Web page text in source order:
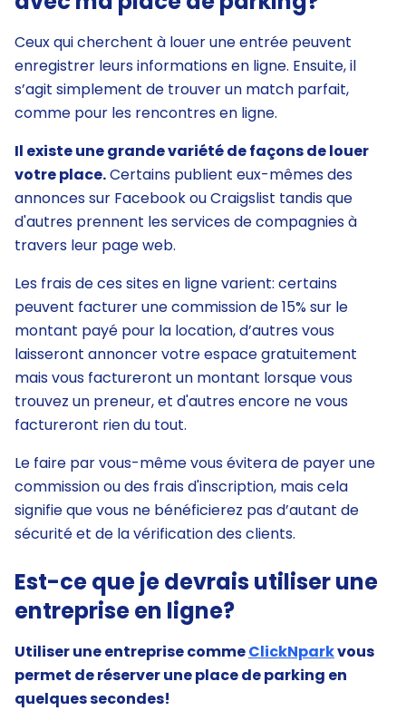
Ceux qui cherchent à louer une entrée peuvent
enregistrer leurs informations en ligne. Ensuite, il
s’agit simplement de trouver un match parfait,
comme pour les rencontres en ligne.
Il existe une grande variété de façons de louer
votre place.Certains publient eux-mêmes des
annonces sur Facebook ou Craigslist tandis que
d'autres prennent les services de compagnies à
travers leur page web.
Les frais de ces sites en ligne varient: certains
peuvent facturer une commission de 15% sur le
montant payé pour la location, d’autres vous
laisseront annoncer votre espace gratuitement
mais vous factureront un montant lorsque vous
trouvez un preneur, et d'autres encore ne vous
factureront rien du tout.
Le faire par vous-même vous évitera de payer une
commission ou des frais d'inscription, mais cela
signifie que vous ne bénéficierez pas d’autant de
sécurité et de la vérification des clients.
Est-ce que je devrais utiliser une
entreprise en ligne?
Utiliser une entreprise commeClickNparkvous
permet de réserver une place de parking en
quelques secondes!